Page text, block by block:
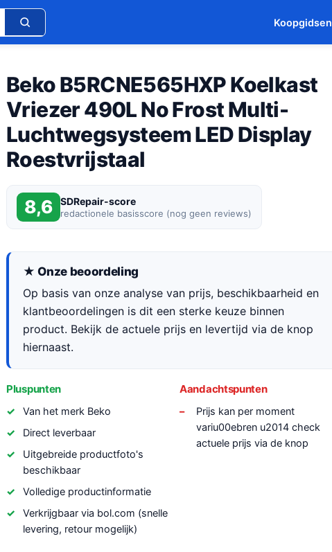
Koopgidsen
Beko B5RCNE565HXP Koelkast
Vriezer 490L No Frost Multi-
Luchtwegsysteem LED Display
Roestvrijstaal
8,6 SDRepair-score
redactionele basisscore (nog geen reviews)
★ Onze beoordeling
Op basis van onze analyse van prijs, beschikbaarheid en
klantbeoordelingen is dit een sterke keuze binnen
product. Bekijk de actuele prijs en levertijd via de knop
hiernaast.
Pluspunten
Van het merk Beko
Direct leverbaar
Uitgebreide productfoto's
beschikbaar
Volledige productinformatie
Verkrijgbaar via bol.com (snelle
levering, retour mogelijk)
Aandachtspunten
Prijs kan per moment
variu00ebren u2014 check
actuele prijs via de knop